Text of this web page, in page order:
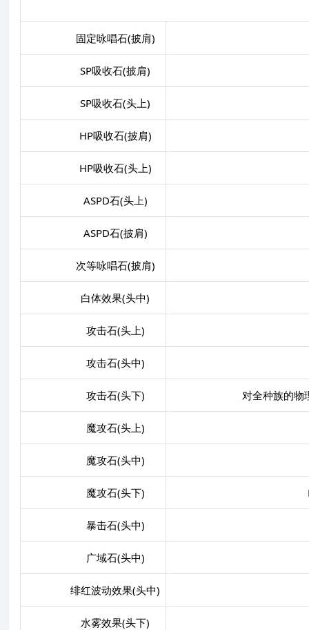
固定咏唱石(披肩)
SP吸收石(披肩)
SP吸收石(头上)
HP吸收石(披肩)
HP吸收石(头上)
ASPD石(头上)
ASPD石(披肩)
次等咏唱石(披肩)
白体效果(头中)
攻击石(头上)
攻击石(头中)
攻击石(头下) 对全种族的物理伤
魔攻石(头上)
魔攻石(头中)
魔攻石(头下)
暴击石(头中)
广域石(头中)
绯红波动效果(头中)
水雾效果(头下)